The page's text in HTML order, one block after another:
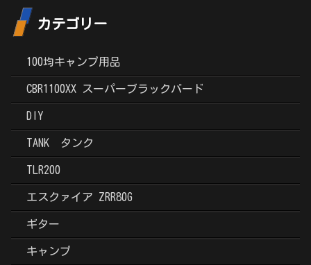
カテゴリー
100均キャンプ用品
CBR1100XX スーパーブラックバード
DIY
TANK タンク
TLR200
エスクァイア ZRR80G
ギター
キャンプ